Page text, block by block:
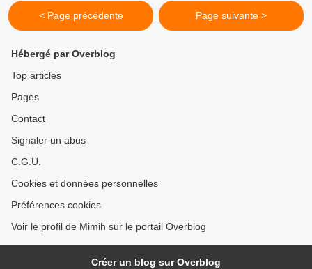
< Page précédente Page suivante >
Hébergé par Overblog
Top articles
Pages
Contact
Signaler un abus
C.G.U.
Cookies et données personnelles
Préférences cookies
Voir le profil de Mimih sur le portail Overblog
Créer un blog sur Overblog